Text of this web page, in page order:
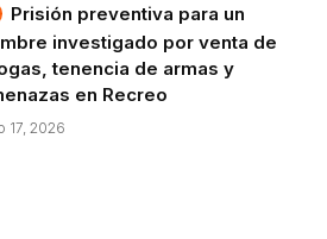
Prisión preventiva para un
investigado por venta de
tenencia de armas y
en Recreo
17, 2026